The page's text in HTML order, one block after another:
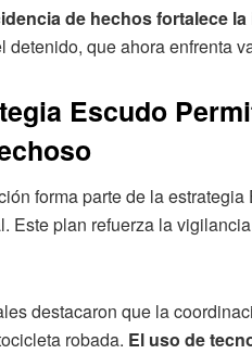
de hechos fortalece
detenido, que ahora enfrenta
Escudo
forma parte de la
Este plan refuerza la
destacaron que la
robada. El uso de